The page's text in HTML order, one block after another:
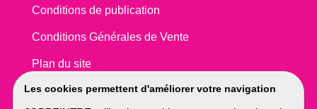
Les cookies permettent d'améliorer votre navigation
Conditions de publication
Conditions Générales de Vente
Plan du site